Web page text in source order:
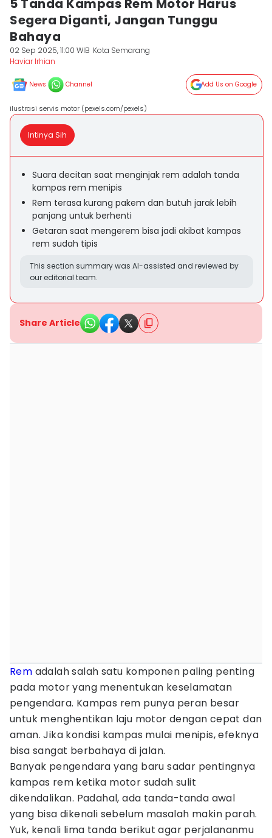
5 Tanda Kampas Rem Motor Harus
Segera Diganti, Jangan Tunggu
Bahaya
02 Sep 2025, 11:00 WIB Kota Semarang
Haviar Irhian
News Channel Add Us on Google
ilustrasi servis motor (pexels.com/pexels)
Intinya Sih
Suara decitan saat menginjak rem adalah tanda
kampas rem menipis
Rem terasa kurang pakem dan butuh jarak lebih
panjang untuk berhenti
Getaran saat mengerem bisa jadi akibat kampas
rem sudah tipis
This section summary was AI-assisted and reviewed by
our editorial team.
Share Article
Rem adalah salah satu komponen paling penting
pada motor yang menentukan keselamatan
pengendara. Kampas rem punya peran besar
untuk menghentikan laju motor dengan cepat dan
aman. Jika kondisi kampas mulai menipis, efeknya
bisa sangat berbahaya di jalan.
Banyak pengendara yang baru sadar pentingnya
kampas rem ketika motor sudah sulit
dikendalikan. Padahal, ada tanda-tanda awal
yang bisa dikenali sebelum masalah makin parah.
Yuk, kenali lima tanda berikut agar perjalananmu